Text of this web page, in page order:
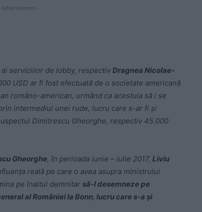
Advertisement -
serviciilor de lobby, respectiv Dragnea Nicolae-
USD ar fi fost efectuată de o societate americană
româno-american, urmând ca acestuia să i se
intermediul unei rude, lucru care s-ar fi și
Dimitrescu Gheorghe, respectiv 45.000
Gheorghe, în perioada iunie – iulie 2017, Liviu
reală pe care o avea asupra ministrului
pe înaltul demnitar să-l desemneze pe
al României la Bonn, lucru care s-a și